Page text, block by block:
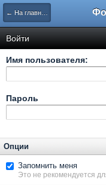
← На главную
Войти
Имя пользователя:
Пароль
Опции
Запомнить меня
Это не рекомендуется